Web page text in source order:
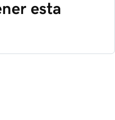
esta